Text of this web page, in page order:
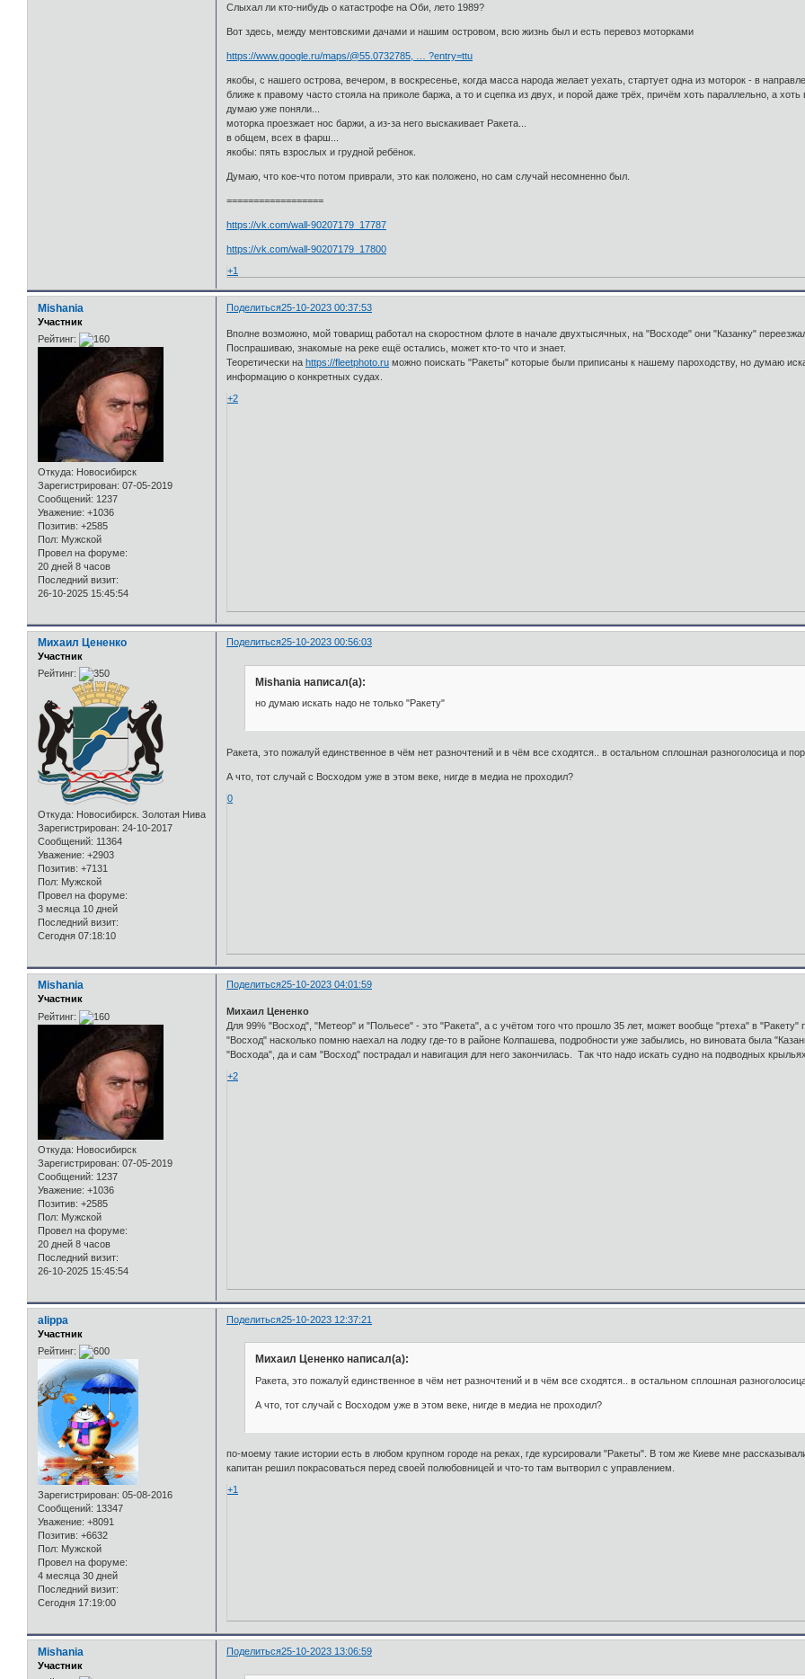
Слыхал ли кто-нибудь о катастрофе на Оби, лето 1989?
Вот здесь, между ментовскими дачами и нашим островом, всю жизнь был и есть перевоз моторками
https://www.google.ru/maps/@55.0732785, … ?entry=ttu
якобы, с нашего острова, вечером, в воскресенье, когда масса народа желает уехать, стартует одна из моторок - в
ближе к правому часто стояла на приколе баржа, а то и сцепка из двух, и порой даже трёх, причём хоть параллельно, а хоть
думаю уже поняли...
моторка проезжает нос баржи, а из-за него выскакивает Ракета...
в общем, всех в фарш...
якобы: пять взрослых и грудной ребёнок.
Думаю, что кое-что потом приврали, это как положено, но сам случай несомненно был.
==================
https://vk.com/wall-90207179_17787
https://vk.com/wall-90207179_17800
+1
Поделиться25-10-2023 00:37:53
Mishania
Участник
Рейтинг:
Откуда: Новосибирск
Зарегистрирован: 07-05-2019
Сообщений: 1237
Уважение: +1036
Позитив: +2585
Пол: Мужской
Провел на форуме:
20 дней 8 часов
Последний визит:
26-10-2025 15:45:54
Вполне возможно, мой товарищ работал на скоростном флоте в начале двухтысячных, на "Восходе" они "Казанку"
Поспрашиваю, знакомые на реке ещё остались, может кто-то что и знает.
Теоретически на https://fleetphoto.ru можно поискать "Ракеты" которые были приписаны к нашему пароходству, но думаю
информацию о конкретных судах.
+2
Поделиться25-10-2023 00:56:03
Михаил Цененко
Участник
Рейтинг:
Откуда: Новосибирск. Золотая Нива
Зарегистрирован: 24-10-2017
Сообщений: 11364
Уважение: +2903
Позитив: +7131
Пол: Мужской
Провел на форуме:
3 месяца 10 дней
Последний визит:
Сегодня 07:18:10
Mishania написал(а):
но думаю искать надо не только "Ракету"
Ракета, это пожалуй единственное в чём нет разночтений и в чём все сходятся.. в остальном сплошная разноголосица и
А что, тот случай с Восходом уже в этом веке, нигде в медиа не проходил?
0
Поделиться25-10-2023 04:01:59
Mishania
Участник
Рейтинг:
Откуда: Новосибирск
Зарегистрирован: 07-05-2019
Сообщений: 1237
Уважение: +1036
Позитив: +2585
Пол: Мужской
Провел на форуме:
20 дней 8 часов
Последний визит:
26-10-2025 15:45:54
Михаил Цененко
Для 99% "Восход", "Метеор" и "Польесе" - это "Ракета", а с учётом того что прошло 35 лет, может вообще "ртеха" в "Ракету"
"Восход" насколько помню наехал на лодку где-то в районе Колпашева, подробности уже забылись, но виновата была
"Восхода", да и сам "Восход" пострадал и навигация для него закончилась. Так что надо искать судно на подводных
+2
Поделиться25-10-2023 12:37:21
alippa
Участник
Рейтинг:
Зарегистрирован: 05-08-2016
Сообщений: 13347
Уважение: +8091
Позитив: +6632
Пол: Мужской
Провел на форуме:
4 месяца 30 дней
Последний визит:
Сегодня 17:19:00
Михаил Цененко написал(а):
Ракета, это пожалуй единственное в чём нет разночтений и в чём все сходятся.. в остальном сплошная
А что, тот случай с Восходом уже в этом веке, нигде в медиа не проходил?
по-моему такие истории есть в любом крупном городе на реках, где курсировали "Ракеты". В том же Киеве мне
капитан решил покрасоваться перед своей полюбовницей и что-то там вытворил с управлением.
+1
Поделиться25-10-2023 13:06:59
Mishania
Участник